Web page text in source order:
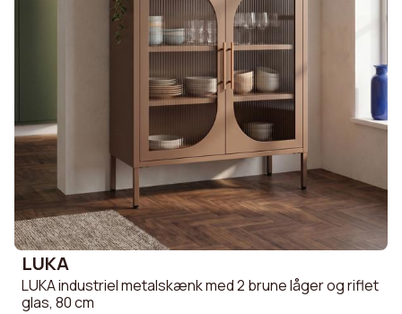
LUKA
LUKA industriel metalskænk med 2 brune låger og riflet
glas, 80 cm